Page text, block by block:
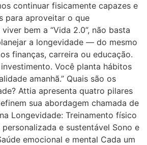
continuar fisicamente capazes e
para aproveitar o que
bem a “Vida 2.0”, não basta
a longevidade — do mesmo
finanças, carreira ou educação.
Você planta hábitos
amanhã.” Quais são os
Attia apresenta quatro pilares
sua abordagem chamada de
Longevidade: Treinamento físico
e sustentável Sono e
emocional e mental Cada um